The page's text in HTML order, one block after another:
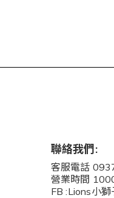
聯絡我們:
客服電話
營業時間
FB :Lions小獅